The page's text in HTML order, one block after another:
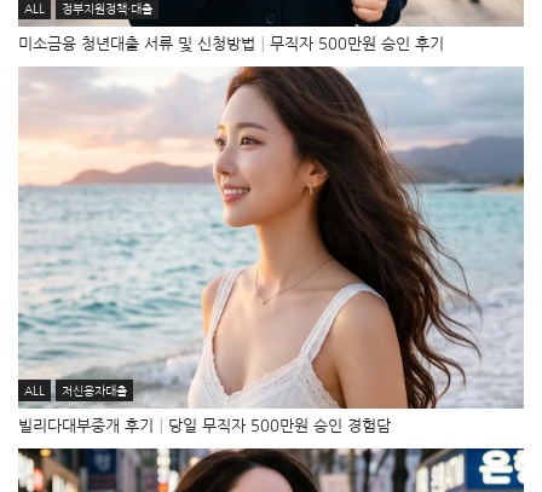
ALL 정부지원정책·대출
미소금융 청년대출 서류 및 신청방법│무직자 500만원 승인 후기
ALL 저신용자대출
빌리다대부중개 후기│당일 무직자 500만원 승인 경험담